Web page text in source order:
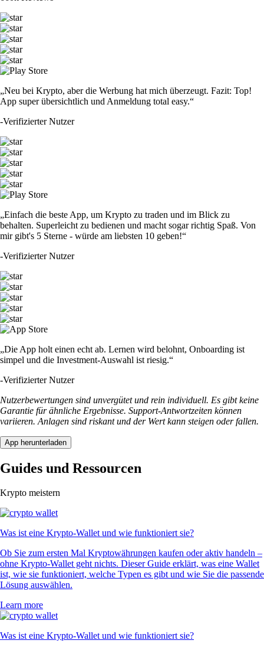
„Neu bei Krypto, aber die Werbung hat mich überzeugt. Fazit: Top!
App super übersichtlich und Anmeldung total easy.“
-Verifizierter Nutzer
„Einfach die beste App, um Krypto zu traden und im Blick zu
behalten. Superleicht zu bedienen und macht sogar richtig Spaß. Von
mir gibt's 5 Sterne - würde am liebsten 10 geben!“
-Verifizierter Nutzer
„Die App holt einen echt ab. Lernen wird belohnt, Onboarding ist
simpel und die Investment-Auswahl ist riesig.“
-Verifizierter Nutzer
Nutzerbewertungen sind unvergütet und rein individuell. Es gibt keine
Garantie für ähnliche Ergebnisse. Support-Antwortzeiten können
variieren. Anlagen sind riskant und der Wert kann steigen oder fallen.
App herunterladen
Guides und Ressourcen
Krypto meistern
Was ist eine Krypto-Wallet und wie funktioniert sie?
Ob Sie zum ersten Mal Kryptowährungen kaufen oder aktiv handeln –
ohne Krypto-Wallet geht nichts. Dieser Guide erklärt, was eine Wallet
ist, wie sie funktioniert, welche Typen es gibt und wie Sie die passende
Lösung auswählen.
Learn more
Was ist eine Krypto-Wallet und wie funktioniert sie?